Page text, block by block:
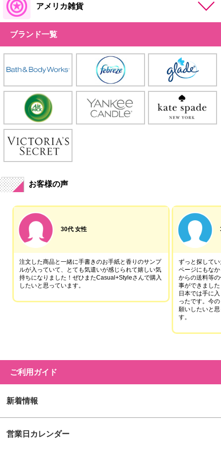
アメリカ雑貨
ブランド一覧
お客様の声
30代 女性
注文した商品と一緒に手書きのお手紙と香りのサンプ
ルが入っていて、とても気遣いが感じられて嬉しい気
持ちになりました！ぜひまたCasual+Styleさんで購入
したいと思っています。
ずっと探して
ページにもな
からの送料等
事ができました
日本では手に
ったです。今
願いしたいと
す。
ご利用ガイド
新着情報
営業日カレンダー